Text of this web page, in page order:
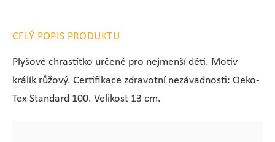
CELÝ POPIS PRODUKTU
Plyšové chrastítko určené pro nejmenší děti. Motiv
králík růžový. Certifikace zdravotní nezávadnosti: Oeko-
Tex Standard 100. Velikost 13 cm.